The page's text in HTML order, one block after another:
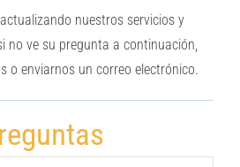
Sobre nosotros
nuestros servicios y
no ve su pregunta a continuación,
o enviarnos un correo electrónico.